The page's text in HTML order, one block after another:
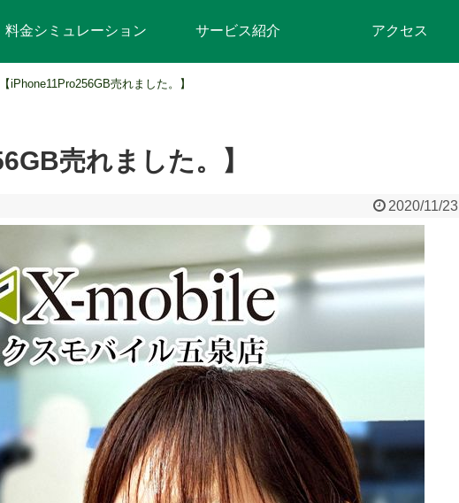
料金シミュレーション サービス紹介 アクセス
【iPhone11Pro256GB売れました。】
売れました。】
2020/11/23